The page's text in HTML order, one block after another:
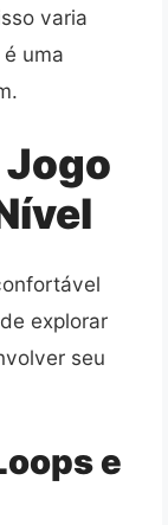
varia
uma
Jogo
explorar
seu
e